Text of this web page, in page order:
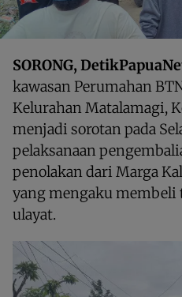
SORONG,
kawasan Perumahan
Kelurahan Matalamagi,
menjadi sorotan pada
pelaksanaan
penolakan dari Marga
yang mengaku
ulayat.